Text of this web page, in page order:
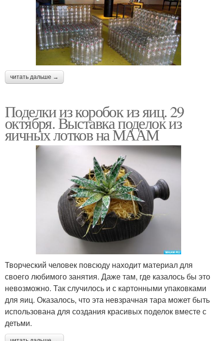
читать дальше →
Поделки из коробок из яиц. 29
октября. Выставка поделок из
яичных лотков на МААМ
Творческий человек повсюду находит материал для
своего любимого занятия. Даже там, где казалось бы это
невозможно. Так случилось и с картонными упаковками
для яиц. Оказалось, что эта невзрачная тара может быть
использована для создания красивых поделок вместе с
детьми.